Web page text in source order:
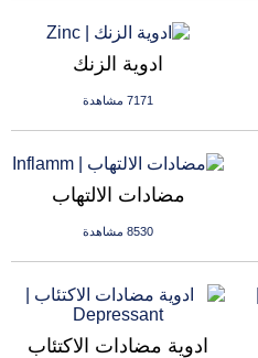
ادوية الزنك
7171 مشاهدة
مضادات الالتهاب
8530 مشاهدة
ادوية مضادات الاكتئاب